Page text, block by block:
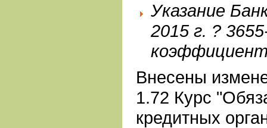
Указание
2015 г. ?
Внесены
1.72 Курс
кредитных